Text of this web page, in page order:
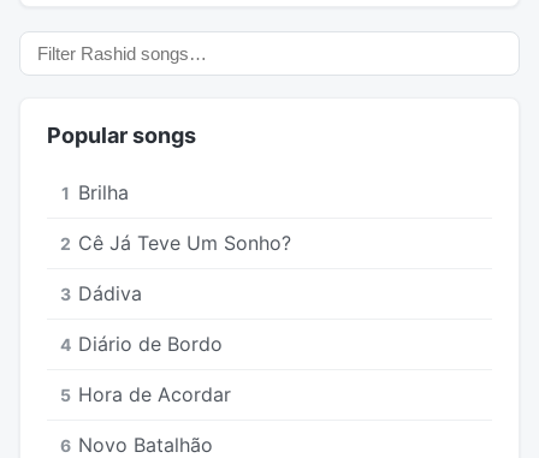
Popular songs
1 Brilha
2 Cê Já Teve Um Sonho?
3 Dádiva
4 Diário de Bordo
5 Hora de Acordar
6 Novo Batalhão